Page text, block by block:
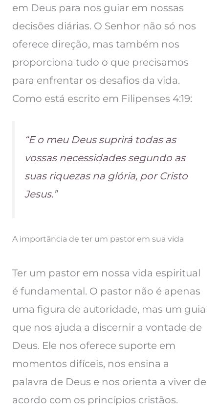
em Deus para nos guiar em nossas
decisões diárias. O Senhor não só nos
oferece direção, mas também nos
proporciona tudo o que precisamos
para enfrentar os desafios da vida.
Como está escrito em Filipenses 4:19:
“E o meu Deus suprirá todas as
vossas necessidades segundo as
suas riquezas na glória, por Cristo
Jesus.”
A importância de ter um pastor em sua vida
Ter um pastor em nossa vida espiritual
é fundamental. O pastor não é apenas
uma figura de autoridade, mas um guia
que nos ajuda a discernir a vontade de
Deus. Ele nos oferece suporte em
momentos difíceis, nos ensina a
palavra de Deus e nos orienta a viver de
acordo com os princípios cristãos.